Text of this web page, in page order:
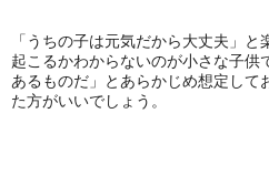
「うちの子は元気だから大丈夫」
起こるかわからないのが小さな子供
あるものだ」とあらかじめ想定して
た方がいいでしょう。